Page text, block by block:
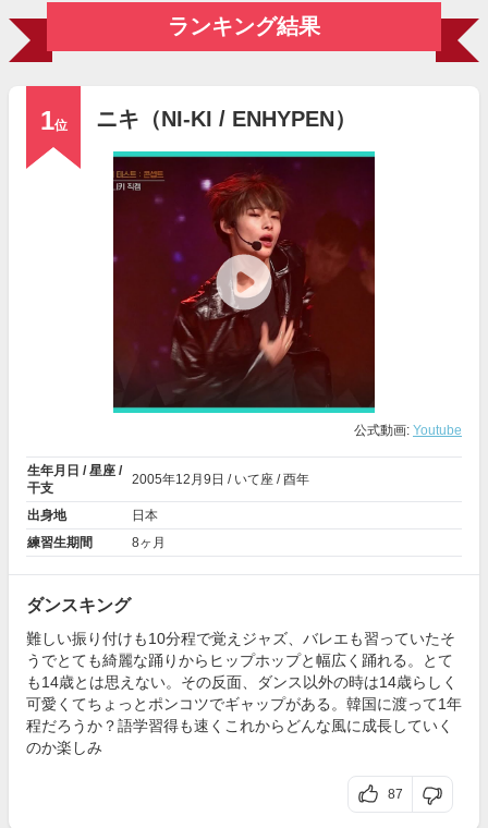
ランキング結果
1位 ニキ（NI-KI / ENHYPEN）
公式動画: Youtube
生年月日 / 星座 /
干支
2005年12月9日 / いて座 / 酉年
出身地
日本
練習生期間
8ヶ月
ダンスキング
難しい振り付けも10分程で覚えジャズ、バレエも習っていたそ
うでとても綺麗な踊りからヒップホップと幅広く踊れる。とて
も14歳とは思えない。その反面、ダンス以外の時は14歳らしく
可愛くてちょっとポンコツでギャップがある。韓国に渡って1年
程だろうか？語学習得も速くこれからどんな風に成長していく
のか楽しみ
87